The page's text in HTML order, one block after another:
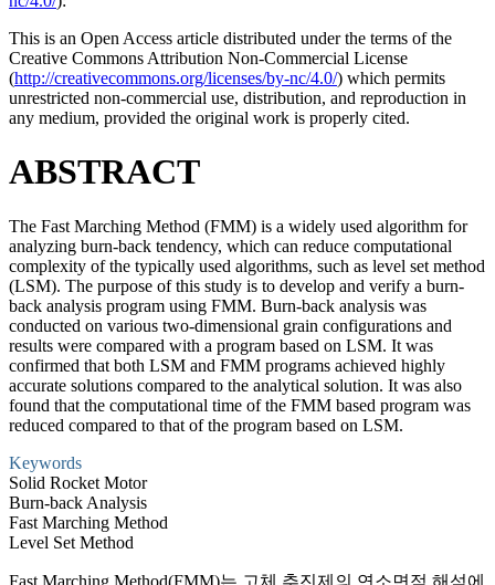
This is an Open Access article distributed under the terms of the
Creative Commons Attribution Non-Commercial License
(http://creativecommons.org/licenses/by-nc/4.0/) which permits
unrestricted non-commercial use, distribution, and reproduction in
any medium, provided the original work is properly cited.
ABSTRACT
The Fast Marching Method (FMM) is a widely used algorithm for
analyzing burn-back tendency, which can reduce computational
complexity of the typically used algorithms, such as level set method
(LSM). The purpose of this study is to develop and verify a burn-
back analysis program using FMM. Burn-back analysis was
conducted on various two-dimensional grain configurations and
results were compared with a program based on LSM. It was
confirmed that both LSM and FMM programs achieved highly
accurate solutions compared to the analytical solution. It was also
found that the computational time of the FMM based program was
reduced compared to that of the program based on LSM.
Keywords
Solid Rocket Motor
Burn-back Analysis
Fast Marching Method
Level Set Method
Fast Marching Method(FMM)는 고체 추진제의 연소면적 해석에